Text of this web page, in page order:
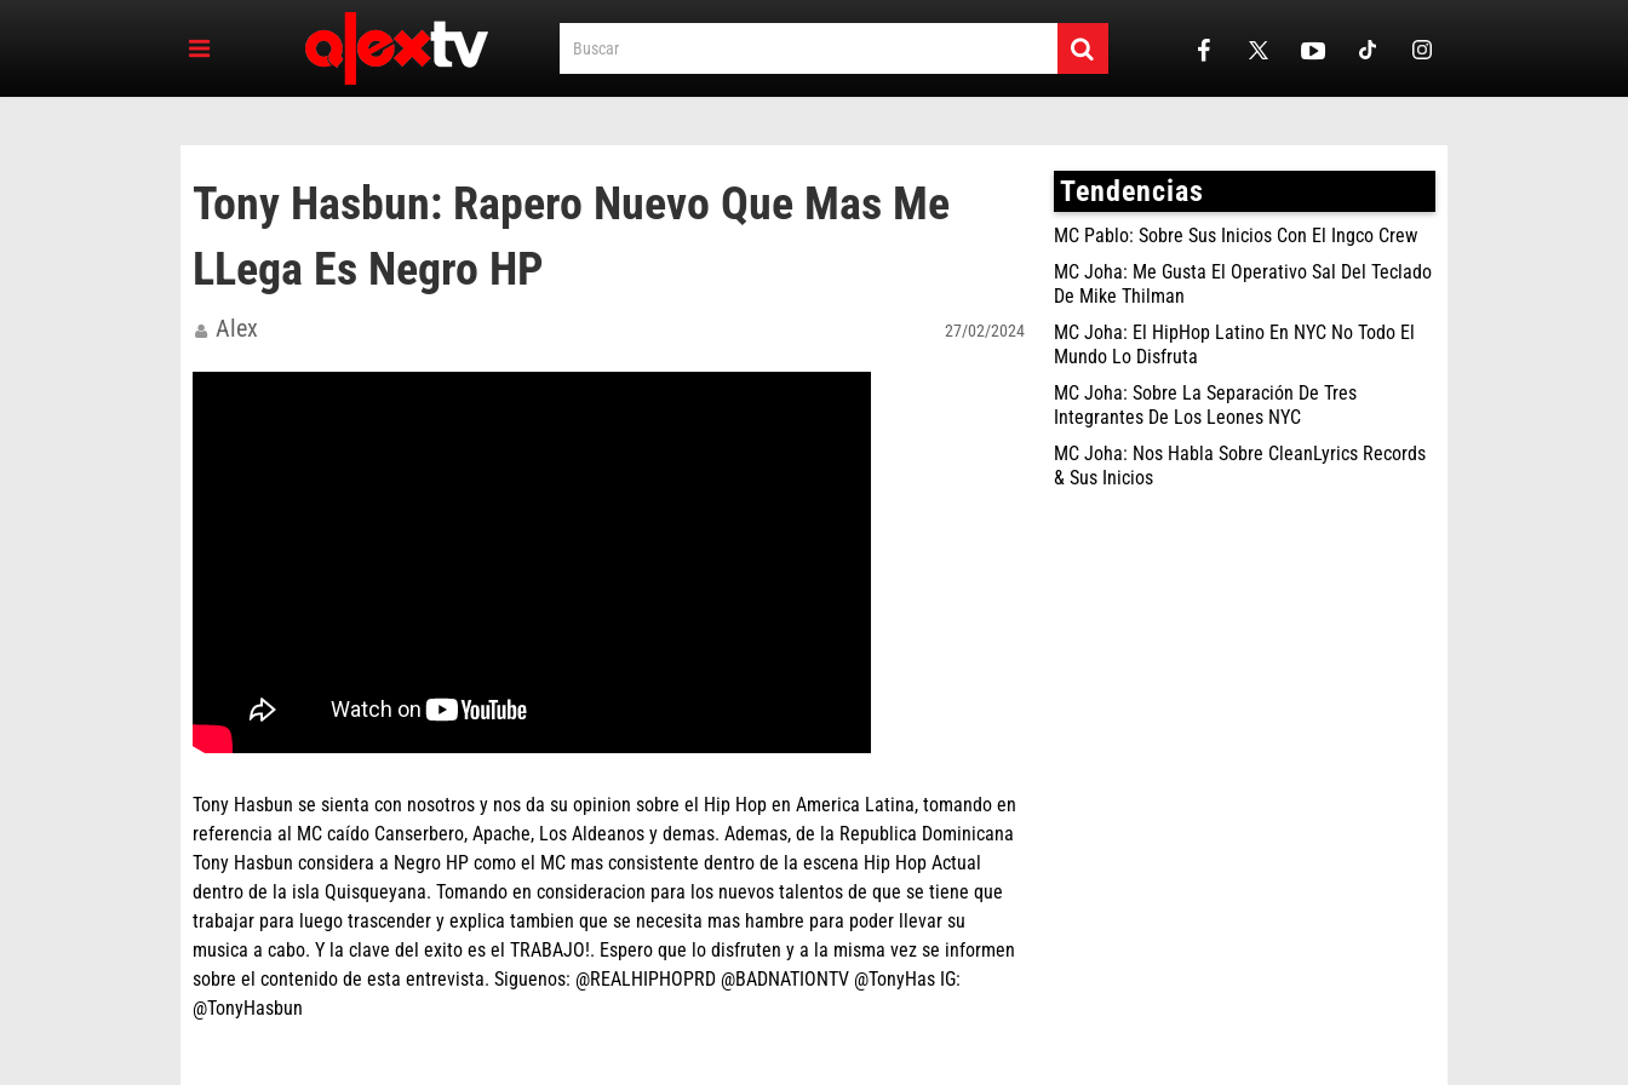
Tony Hasbun: Rapero Nuevo Que Mas Me
LLega Es Negro HP
Alex 27/02/2024
Tony Hasbun se sienta con nosotros y nos da su opinion sobre el Hip Hop en America Latina, tomando en
referencia al MC caído Canserbero, Apache, Los Aldeanos y demas. Ademas, de la Republica Dominicana
Tony Hasbun considera a Negro HP como el MC mas consistente dentro de la escena Hip Hop Actual
dentro de la isla Quisqueyana. Tomando en consideracion para los nuevos talentos de que se tiene que
trabajar para luego trascender y explica tambien que se necesita mas hambre para poder llevar su
musica a cabo. Y la clave del exito es el TRABAJO!. Espero que lo disfruten y a la misma vez se informen
sobre el contenido de esta entrevista. Siguenos: @REALHIPHOPRD @BADNATIONTV @TonyHas IG:
@TonyHasbun
Tendencias
MC Pablo: Sobre Sus Inicios Con El Ingco Crew
MC Joha: Me Gusta El Operativo Sal Del Teclado
De Mike Thilman
MC Joha: El HipHop Latino En NYC No Todo El
Mundo Lo Disfruta
MC Joha: Sobre La Separación De Tres
Integrantes De Los Leones NYC
MC Joha: Nos Habla Sobre CleanLyrics Records
& Sus Inicios